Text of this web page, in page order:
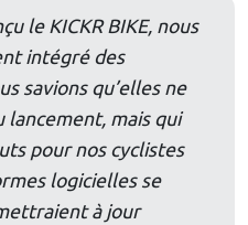
le KICKR BIKE, nous
intégré des
savions qu’elles ne
lancement, mais qui
pour nos cyclistes
logicielles se
à jour